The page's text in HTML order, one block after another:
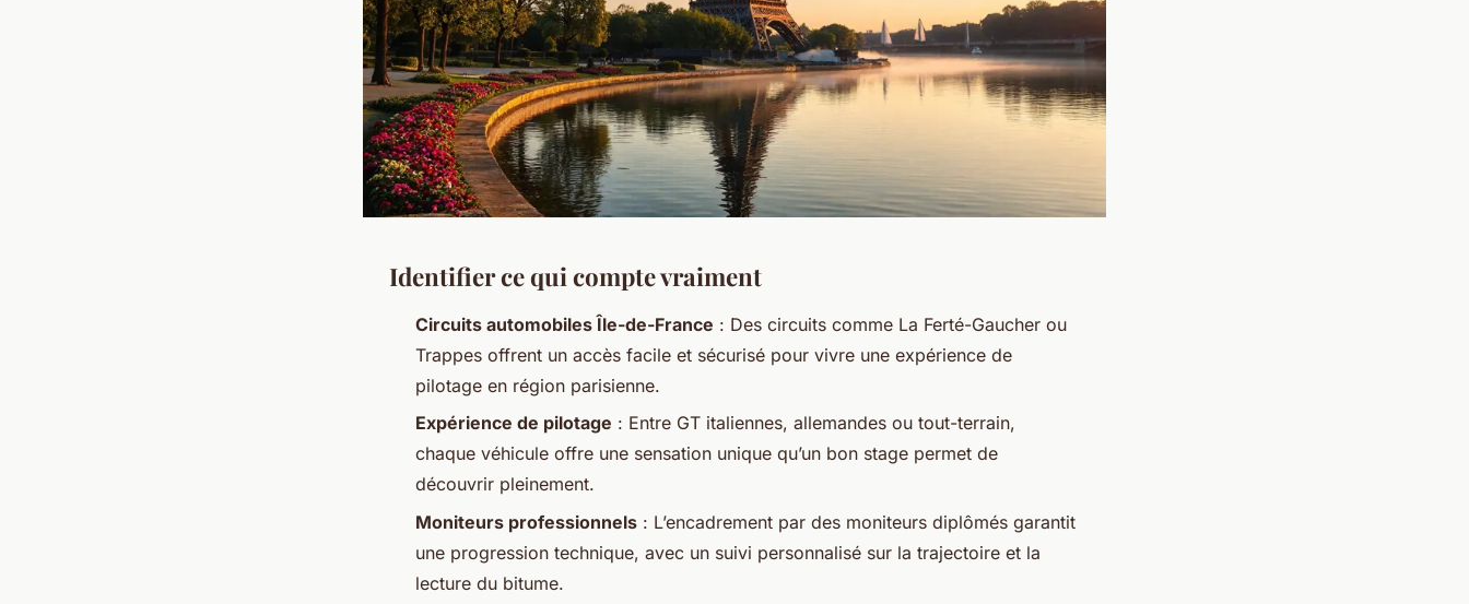
Identifier ce qui compte vraiment
Circuits automobiles Île-de-France : Des circuits comme La Ferté-Gaucher ou
Trappes offrent un accès facile et sécurisé pour vivre une expérience de
pilotage en région parisienne.
Expérience de pilotage : Entre GT italiennes, allemandes ou tout-terrain,
chaque véhicule offre une sensation unique qu’un bon stage permet de
découvrir pleinement.
Moniteurs professionnels : L’encadrement par des moniteurs diplômés garantit
une progression technique, avec un suivi personnalisé sur la trajectoire et la
lecture du bitume.